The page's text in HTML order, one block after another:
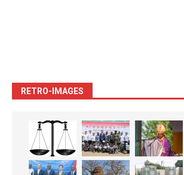
RETRO-IMAGES